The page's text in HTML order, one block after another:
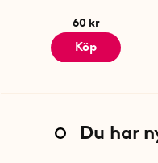
60 kr
Köp
Du har